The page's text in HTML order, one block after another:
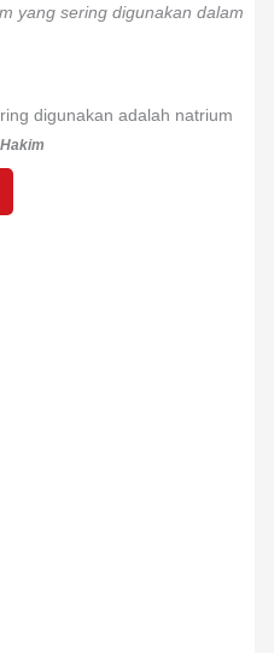
yang sering digunakan dalam
digunakan adalah natrium